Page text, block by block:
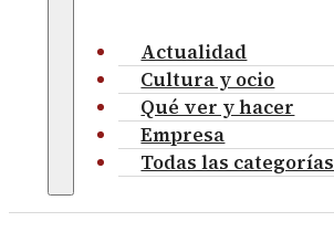
Actualidad
Cultura y ocio
Qué ver y hacer
Empresa
Todas las categorías